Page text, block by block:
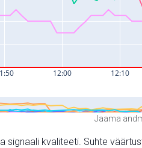
Jaama
signaali kvaliteeti. Suhte